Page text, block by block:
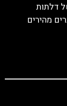
דלתות
מהירים